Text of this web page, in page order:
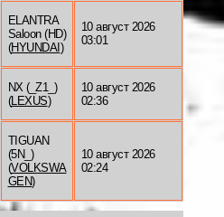
ELANTRA
Saloon (HD)
(HYUNDAI )
10 август 2026
03:01
NX (_Z1_)
(LEXUS)
10 август 2026
02:36
TIGUAN
(5N_)
(VOLKSWA
GEN)
10 август 2026
02:24